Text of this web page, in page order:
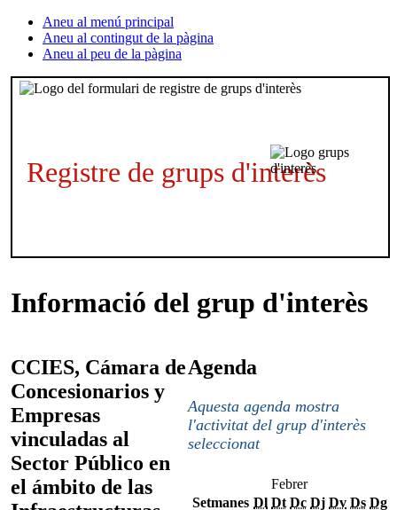
Aneu al menú principal
Aneu al contingut de la pàgina
Aneu al peu de la pàgina
Registre de grups d'interès
Informació del grup d'interès
CCIES, Cámara de
Concesionarios y
Empresas
vinculadas al
Sector Público en
el ámbito de las
Agenda
Aquesta agenda mostra
l'activitat del grup d'interès
seleccionat
Febrer
Setmanes Dl Dt Dc Dj Dv Ds Dg